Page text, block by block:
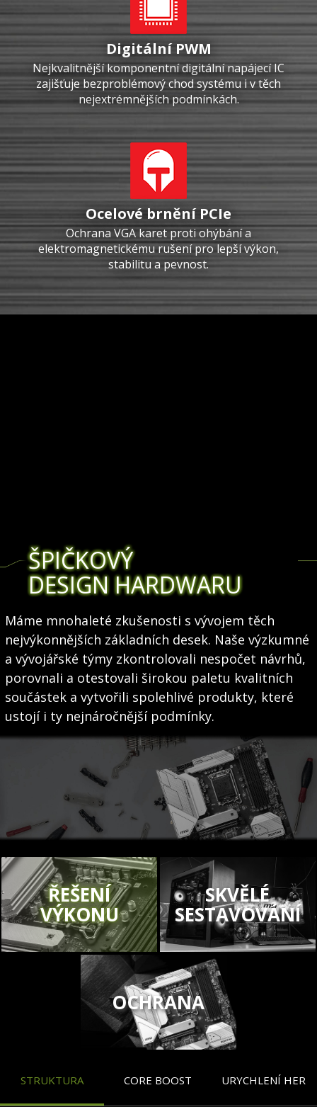
Digitální PWM
Nejkvalitnější komponentní digitální napájecí IC
zajišťuje bezproblémový chod systému i v těch
nejextrémnějších podmínkách.
Ocelové brnění PCIe
Ochrana VGA karet proti ohýbání a
elektromagnetickému rušení pro lepší výkon,
stabilitu a pevnost.
ŠPIČKOVÝ
DESIGN HARDWARU
Máme mnohaleté zkušenosti s vývojem těch
nejvýkonnějších základních desek. Naše výzkumné
a vývojářské týmy zkontrolovali nespočet návrhů,
porovnali a otestovali širokou paletu kvalitních
součástek a vytvořili spolehlivé produkty, které
ustojí i ty nejnáročnější podmínky.
ŘEŠENÍ
VÝKONU
SKVĚLÉ
SESTAVOVÁNÍ
OCHRANA
STRUKTURA CORE BOOST URYCHLENÍ HER